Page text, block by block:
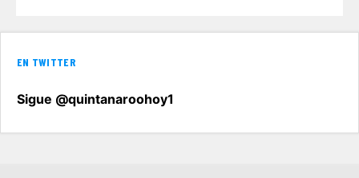
EN TWITTER
Sigue @quintanaroohoy1